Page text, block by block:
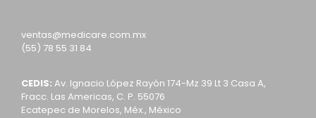
ventas@medicare.com.mx
(55) 78 55 31 84
CEDIS: Av. Ignacio López Rayón 174-Mz 39 Lt 3 Casa A,
Fracc. Las Americas, C. P. 55076
Ecatepec de Morelos, Méx., México